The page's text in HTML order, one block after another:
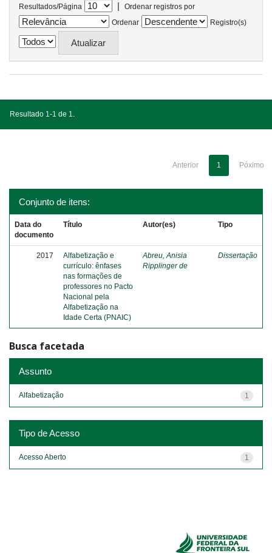
Resultados/Página |
Ordenar registros por
Ordenar
Registro(s)
Resultado 1-1 de 1.
Anterior 1 Póximo
Conjunto de itens:
Data do
documento
Título Autor(es) Tipo
2017
Alfabetização e
currículo: ênfases
nas formações de
professores no Pacto
Nacional pela
Alfabetização na
Idade Certa (PNAIC)
Abreu, Anisia
Ripplinger de
Dissertação
Busca facetada
Assunto
1
Alfabetização
Tipo de Acesso
1
Acesso Aberto